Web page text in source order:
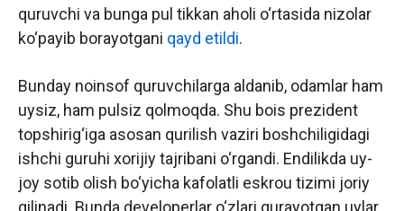
quruvchi va bunga pul tikkan aholi o‘rtasida nizolar
ko‘payib borayotgani qayd etildi.
Bunday noinsof quruvchilarga aldanib, odamlar ham
uysiz, ham pulsiz qolmoqda. Shu bois prezident
topshirig‘iga asosan qurilish vaziri boshchiligidagi
ishchi guruhi xorijiy tajribani o‘rgandi. Endilikda uy-
joy sotib olish bo‘yicha kafolatli eskrou tizimi joriy
qilinadi. Bunda developerlar o‘zlari qurayotgan uylar